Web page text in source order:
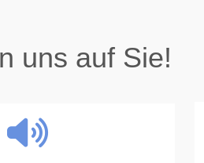
uns auf Sie!